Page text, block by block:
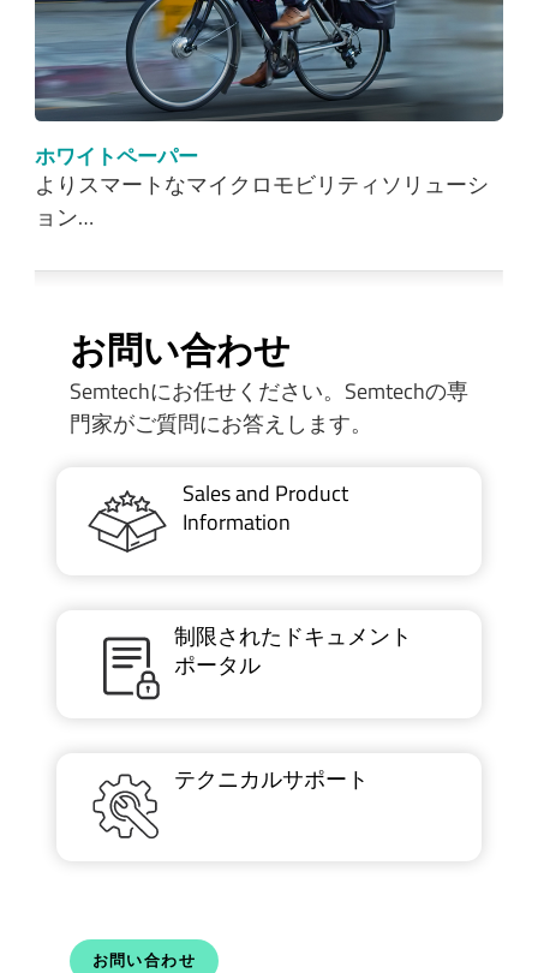
ホワイトペーパー
よりスマートなマイクロモビリティソリューシ
ョン…
お問い合わせ
Semtechにお任せください。Semtechの専
門家がご質問にお答えします。
Sales and Product
Information
制限されたドキュメント
ポータル
テクニカルサポート
お問い合わせ